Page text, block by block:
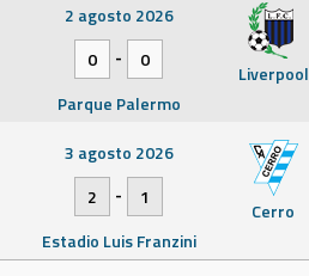
Liverpool
2 agosto 2026
0
-
0
Parque Palermo
Cerro
3 agosto 2026
2
-
1
Estadio Luis Franzini